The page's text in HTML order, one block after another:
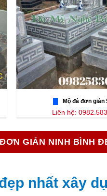
Mộ đá đơn giản
Liên hệ:
GIẢN NINH BÌNH
nhất xây